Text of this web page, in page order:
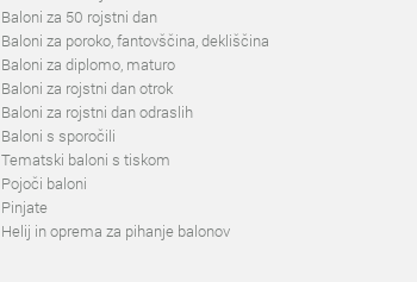
Baloni za 50 rojstni dan
Baloni za poroko, fantovščina, dekliščina
Baloni za diplomo, maturo
Baloni za rojstni dan otrok
Baloni za rojstni dan odraslih
Baloni s sporočili
Tematski baloni s tiskom
Pojoči baloni
Pinjate
Helij in oprema za pihanje balonov